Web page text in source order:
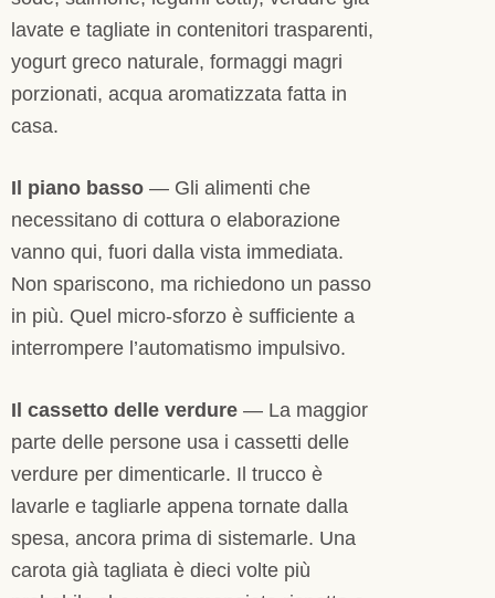
lavate e tagliate in contenitori trasparenti,
yogurt greco naturale, formaggi magri
porzionati, acqua aromatizzata fatta in
casa.
Il piano basso — Gli alimenti che
necessitano di cottura o elaborazione
vanno qui, fuori dalla vista immediata.
Non spariscono, ma richiedono un passo
in più. Quel micro-sforzo è sufficiente a
interrompere l’automatismo impulsivo.
Il cassetto delle verdure — La maggior
parte delle persone usa i cassetti delle
verdure per dimenticarle. Il trucco è
lavarle e tagliarle appena tornate dalla
spesa, ancora prima di sistemarle. Una
carota già tagliata è dieci volte più